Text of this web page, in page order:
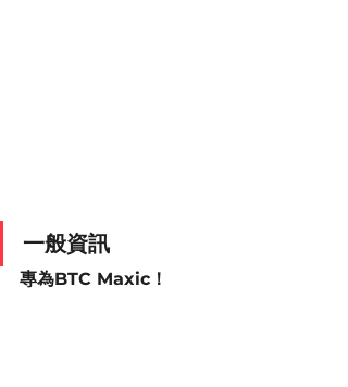
一般資訊
專為BTC Maxic！